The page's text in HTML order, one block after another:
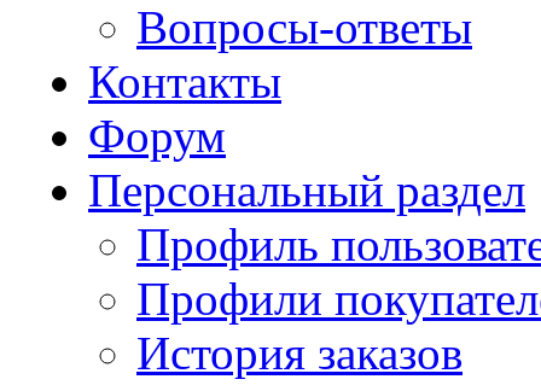
Вопросы-ответы
Контакты
Форум
Персональный раздел
Профиль
Профили
История заказов